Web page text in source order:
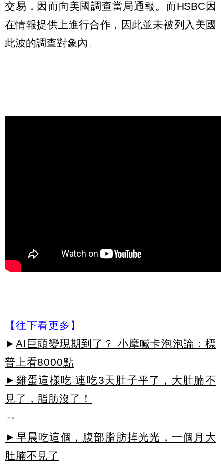
交易，因而向美國調查當局通報。而HSBC因
在情報提供上進行合作，因此並未被列入美國
此波的調查對象內。
【往下看更多】
► AI巨頭變現期到了？ 小摩喊卡泡泡論：標
普上看8000點
►雞蛋這樣吃 連吃3天肚子平了，大肚腩不
見了，脂肪沒了！
PR
►早晨吃這個，腹部脂肪掉光光，一個月大
肚腩不見了